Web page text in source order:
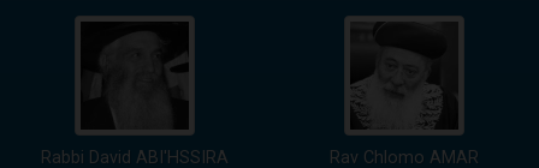
Rabbi David ABI'HSSIRA Rav Chlomo AMAR